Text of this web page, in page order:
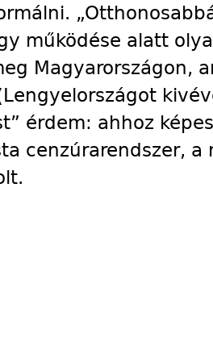
működése alatt
Magyarországon,
érdem: ahhoz
cenzúrarendszer,